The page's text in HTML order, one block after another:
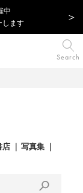
中
します
Search
店
写真集